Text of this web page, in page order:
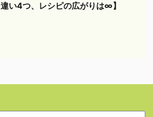
違い4つ、レシピの広がりは∞】